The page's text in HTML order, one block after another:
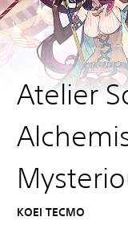
Atelier
KOEI TECMO